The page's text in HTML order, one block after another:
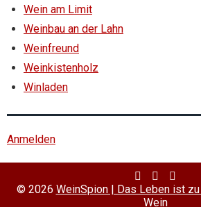
Wein am Limit
Weinbau an der Lahn
Weinfreund
Weinkistenholz
Winladen
Anmelden
Twitter
Profile
Facebook
ProfileFeed
© 2026 WeinSpion | Das Leben ist
Wein